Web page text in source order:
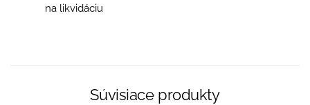
na likvidáciu
Súvisiace produkty